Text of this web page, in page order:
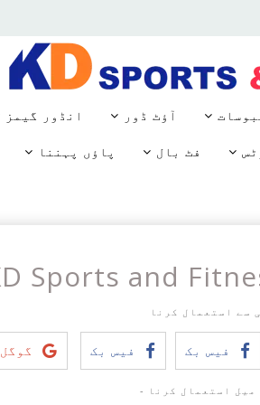
آؤٹ ڈور انڈور گیمز
فٹ بال پاؤں پہننا
سے استعمال کرنا
فیس بک فیس بک گوگل
میل استعمال کرنا -